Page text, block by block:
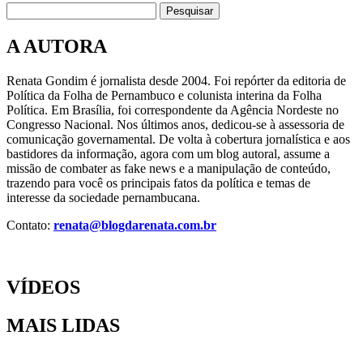
Pesquisar
A AUTORA
Renata Gondim é jornalista desde 2004. Foi repórter da editoria de
Política da Folha de Pernambuco e colunista interina da Folha
Política. Em Brasília, foi correspondente da Agência Nordeste no
Congresso Nacional. Nos últimos anos, dedicou-se à assessoria de
comunicação governamental. De volta à cobertura jornalística e aos
bastidores da informação, agora com um blog autoral, assume a
missão de combater as fake news e a manipulação de conteúdo,
trazendo para você os principais fatos da política e temas de
interesse da sociedade pernambucana.
Contato: renata@blogdarenata.com.br
VÍDEOS
MAIS LIDAS